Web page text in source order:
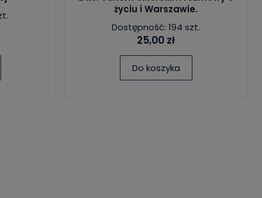
życiu i Warszawie.
Dostępność: 194 szt.
25,00 zł
Do koszyka